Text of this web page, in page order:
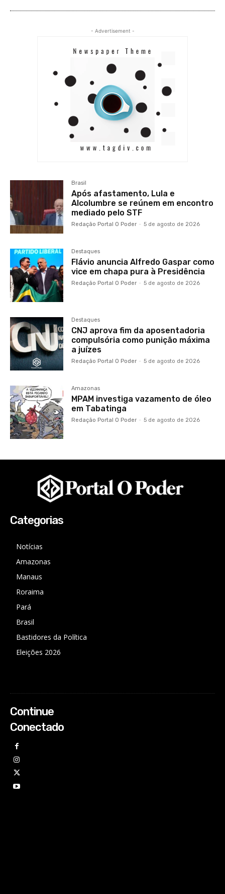
- Advertisement -
Brasil
Após afastamento, Lula e
Alcolumbre se reúnem em encontro
mediado pelo STF
Redação Portal O Poder - 5 de agosto de 2026
Destaques
Flávio anuncia Alfredo Gaspar como
vice em chapa pura à Presidência
Redação Portal O Poder - 5 de agosto de 2026
Destaques
CNJ aprova fim da aposentadoria
compulsória como punição máxima
a juízes
Redação Portal O Poder - 5 de agosto de 2026
Amazonas
MPAM investiga vazamento de óleo
em Tabatinga
Redação Portal O Poder - 5 de agosto de 2026
Categorias
Notícias
Amazonas
Manaus
Roraima
Pará
Brasil
Bastidores da Política
Eleições 2026
Continue
Conectado